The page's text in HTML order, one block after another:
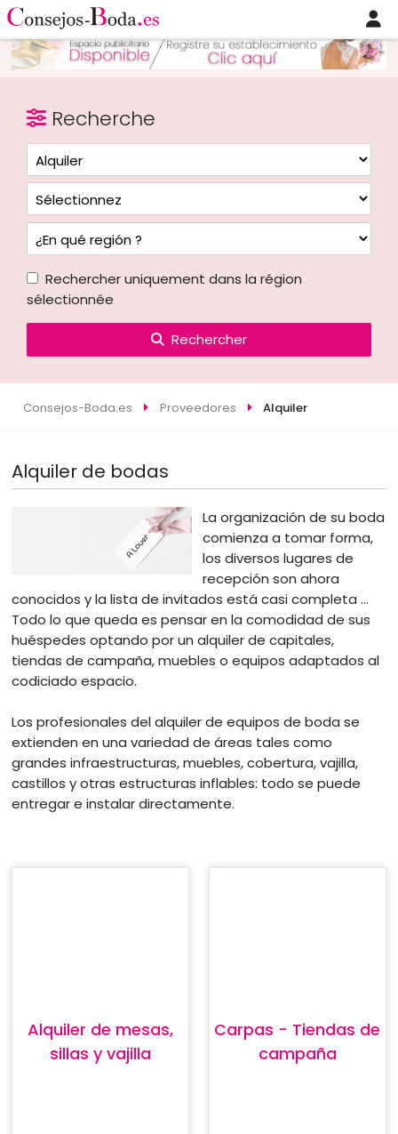
Recherche
Rechercher uniquement dans la région
sélectionnée
Rechercher
Consejos-Boda.es Proveedores Alquiler
Alquiler de bodas
La organización de su boda
comienza a tomar forma,
los diversos lugares de
recepción son ahora
conocidos y la lista de invitados está casi completa ...
Todo lo que queda es pensar en la comodidad de sus
huéspedes optando por un alquiler de capitales,
tiendas de campaña, muebles o equipos adaptados al
codiciado espacio.
Los profesionales del alquiler de equipos de boda se
extienden en una variedad de áreas tales como
grandes infraestructuras, muebles, cobertura, vajilla,
castillos y otras estructuras inflables: todo se puede
entregar e instalar directamente.
Alquiler de mesas,
sillas y vajilla
Carpas - Tiendas de
campaña